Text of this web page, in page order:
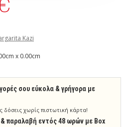
Kazi
x 0.00cm
σου εύκολα & γρήγορα με
δόσεις χωρίς πιστωτική κάρτα!
παραλαβή εντός 48 ωρών με Box